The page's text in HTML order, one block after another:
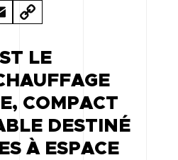
C
P
Y
LI
N
K
LE
COMPACT
DESTINÉ
À ESPACE